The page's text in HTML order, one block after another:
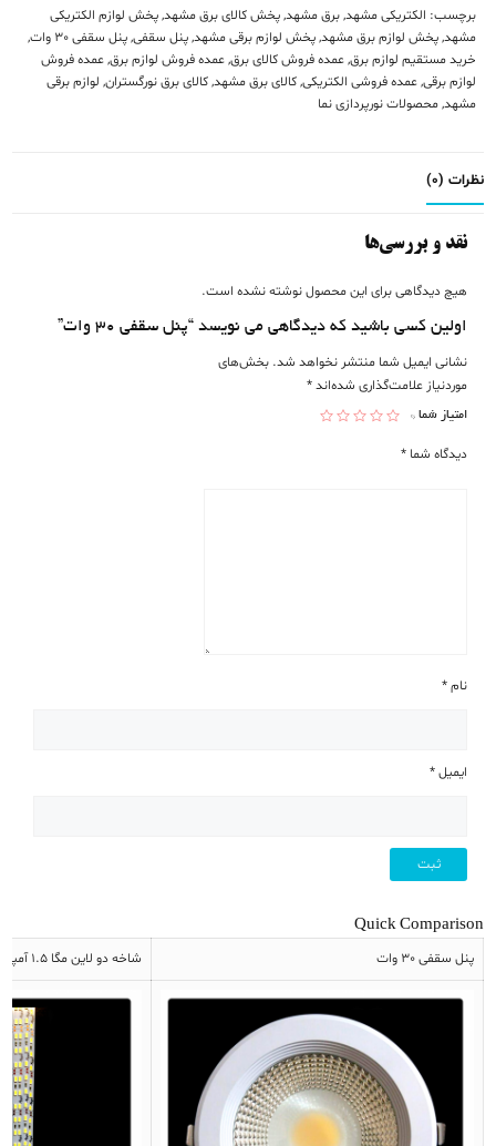
برچسب: الکتریکی مشهد,برق مشهد,پخش کالای برق مشهد,پخش لوازم الکتریکی
مشهد,پخش لوازم برق مشهد,پخش لوازم برقی مشهد,پنل سقفی,پنل سقفی 30 وات
,
خرید مستقیم لوازم برق,عمده فروش کالای برق,عمده فروش لوازم برق,عمده فروش
لوازم برقی,عمده فروشی الکتریکی,کالای برق مشهد,کالای برق نورگستران, لوازم برقی
مشهد,محصولات نورپردازی نما
نظرات (0)
نقد و بررسی‌ها
هیچ دیدگاهی برای این محصول نوشته نشده است.
اولین کسی باشید که دیدگاهی می نویسد “پنل سقفی ۳۰ وات”
نشانی ایمیل شما منتشر نخواهد شد. بخش‌های
موردنیاز علامت‌گذاری شده‌اند*
امتیاز شما *
دیدگاه شما *
نام*
ایمیل*
Quick Comparison
پنل سقفی 30 وات شاخه دو لاین مگا 1.5 آمپر 5630